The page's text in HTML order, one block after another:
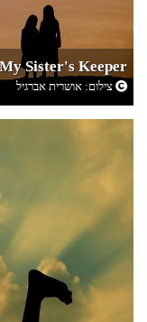
My Sister's Keeper
צילום: אושרית אברגיל